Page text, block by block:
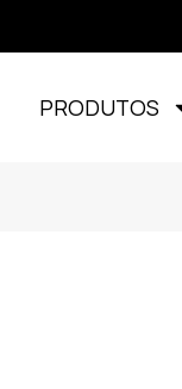
PRODUTOS